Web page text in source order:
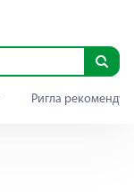
Ригла